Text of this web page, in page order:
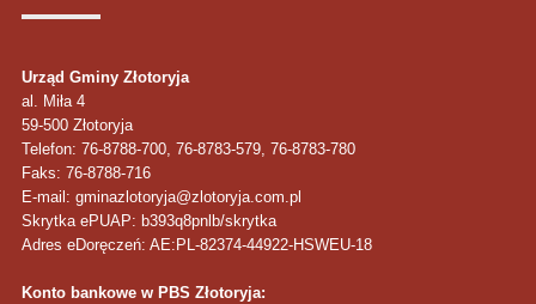
Urząd Gminy Złotoryja
al. Miła 4
59-500 Złotoryja
Telefon: 76-8788-700, 76-8783-579, 76-8783-780
Faks: 76-8788-716
E-mail: gminazlotoryja@zlotoryja.com.pl
Skrytka ePUAP: b393q8pnlb/skrytka
Adres eDoręczeń: AE:PL-82374-44922-HSWEU-18
Konto bankowe w PBS Złotoryja: